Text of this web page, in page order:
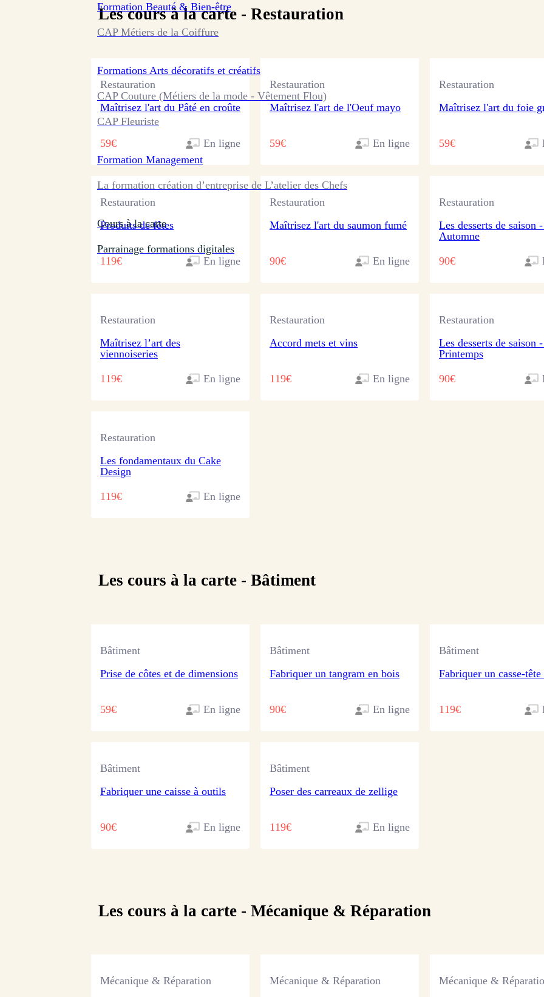
Formation Beauté & Bien-être
CAP Métiers de la Coiffure
Formations Arts décoratifs et créatifs
CAP Couture (Métiers de la mode - Vêtement Flou)
CAP Fleuriste
Formation Management
La formation création d’entreprise de L’atelier des Chefs
Cours à la carte
Parrainage formations digitales
Les cours à la carte - Restauration
Restauration
Maîtrisez l'art du Pâté en croûte
59€ En ligne
Restauration
Maîtrisez l'art de l'Oeuf mayo
59€ En ligne
Restauration
Maîtrisez l'art du foie
59€
Restauration
Produits de fêtes
119€ En ligne
Restauration
Maîtrisez l'art du saumon fumé
90€ En ligne
Restauration
Les desserts de saison
Automne
90€
Restauration
Maîtrisez l’art des
viennoiseries
119€ En ligne
Restauration
Accord mets et vins
119€ En ligne
Restauration
Les desserts de saison
Printemps
90€
Restauration
Les fondamentaux du Cake
Design
119€ En ligne
Les cours à la carte - Bâtiment
Bâtiment
Prise de côtes et de dimensions
59€ En ligne
Bâtiment
Fabriquer un tangram en bois
90€ En ligne
Bâtiment
Fabriquer un casse-
119€
Bâtiment
Fabriquer une caisse à outils
90€ En ligne
Bâtiment
Poser des carreaux de zellige
119€ En ligne
Les cours à la carte - Mécanique & Réparation
Mécanique & Réparation
Mécanique & Réparation
Mécanique &